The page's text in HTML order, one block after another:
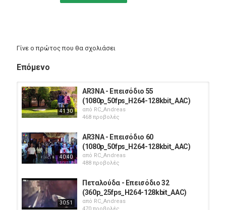
Γίνε ο πρώτος που θα σχολιάσει
Επόμενο
41:30
AR3NA - Επεισόδιο 55
(1080p_50fps_H264-128kbit_AAC)
από RC_Andreas
468 προβολές
40:40
AR3NA - Επεισόδιο 60
(1080p_50fps_H264-128kbit_AAC)
από RC_Andreas
488 προβολές
30:51
Πεταλούδα - Επεισόδιο 32
(360p_25fps_H264-128kbit_AAC)
από RC_Andreas
470 προβολές